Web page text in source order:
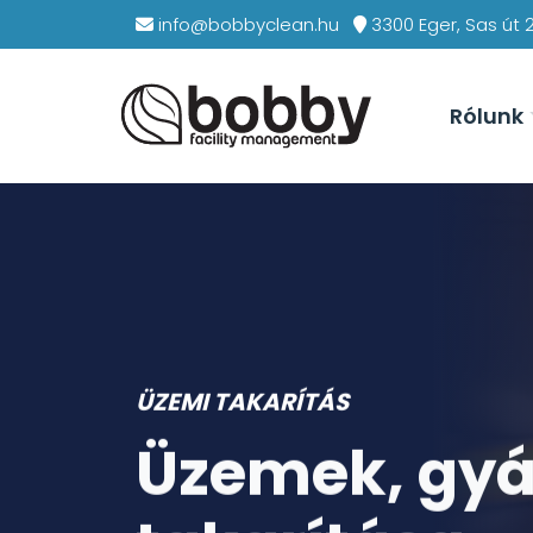
info@bobbyclean.hu 3300 Eger, Sas út
Rólunk
ÜZEMI TAKARÍTÁS